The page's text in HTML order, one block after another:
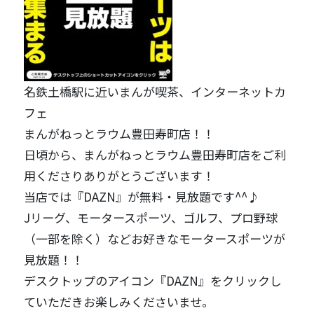
名鉄土橋駅に近いまんが喫茶、インターネットカ
フェ
まんがねっとラウム豊田寿町店！！
日頃から、まんがねっとラウム豊田寿町店をご利
用くださりありがとうございます！
当店では『DAZN』が無料・見放題です^^♪
Jリーグ、モータースポーツ、ゴルフ、プロ野球
（一部を除く）などお好きなモータースポーツが
見放題！！
デスクトップのアイコン『DAZN』をクリックし
ていただきお楽しみくださいませ。